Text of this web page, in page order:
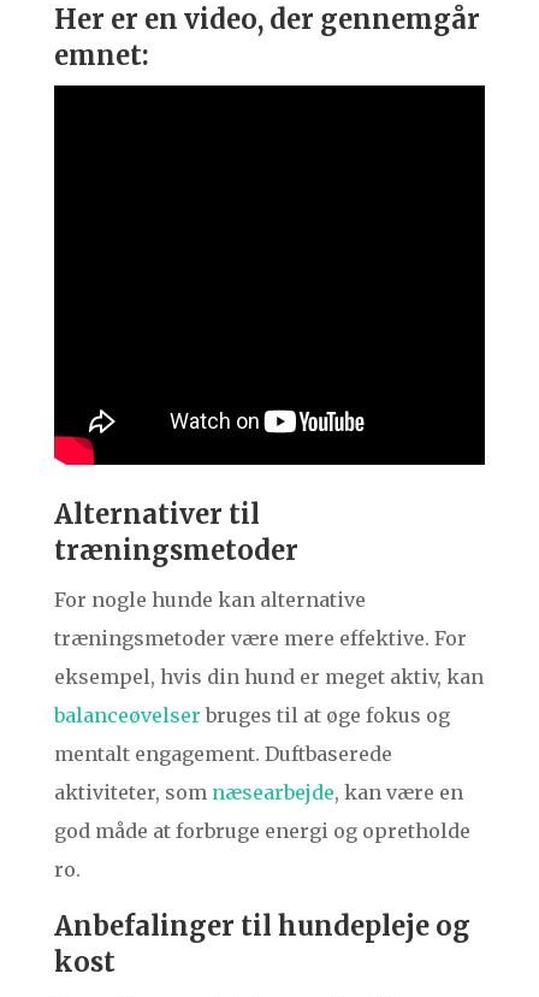
Her er en video, der gennemgår
emnet:
Alternativer til
træningsmetoder
For nogle hunde kan alternative
træningsmetoder være mere effektive. For
eksempel, hvis din hund er meget aktiv, kan
balanceøvelser bruges til at øge fokus og
mentalt engagement. Duftbaserede
aktiviteter, som næsearbejde, kan være en
god måde at forbruge energi og opretholde
ro.
Anbefalinger til hundepleje og
kost